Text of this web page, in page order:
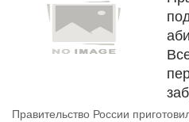
Правительство России